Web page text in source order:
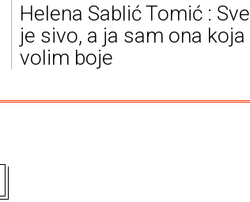
Helena Sablić Tomić : Sve
je sivo, a ja sam ona koja
volim boje